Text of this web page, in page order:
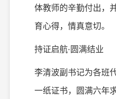
体教师的辛勤付出，
育心得，情真意切。
持证启航·圆满结业
李清波副书记为各班
一纸证书，圆满六年